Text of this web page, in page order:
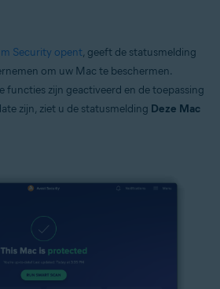
Security opent, geeft de statusmelding
om uw Mac te beschermen.
functies zijn geactiveerd en de toepassing
zijn, ziet u de statusmelding Deze Mac